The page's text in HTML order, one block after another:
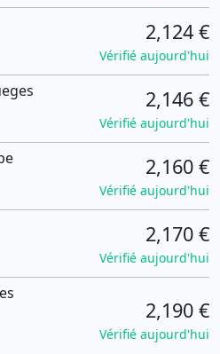
2,124 €
Vérifié aujourd'hui
2,146 €
Vérifié aujourd'hui
2,160 €
Vérifié aujourd'hui
2,170 €
Vérifié aujourd'hui
2,190 €
Vérifié aujourd'hui